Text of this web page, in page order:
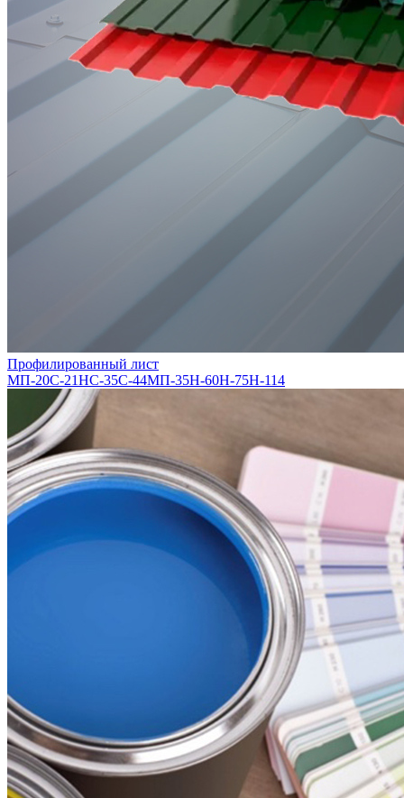
Профилированный лист
МП-20С-21НС-35С-44МП-35Н-60Н-75Н-114